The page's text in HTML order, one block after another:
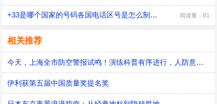
+33是哪个国家的号码各国电话区号是怎么制定的 阅读量：81
相关推荐
今天，上海全市防空警报试鸣！演练科普有序进行，人防意识“声入人心”
伊利获第五届中国质量奖提名奖